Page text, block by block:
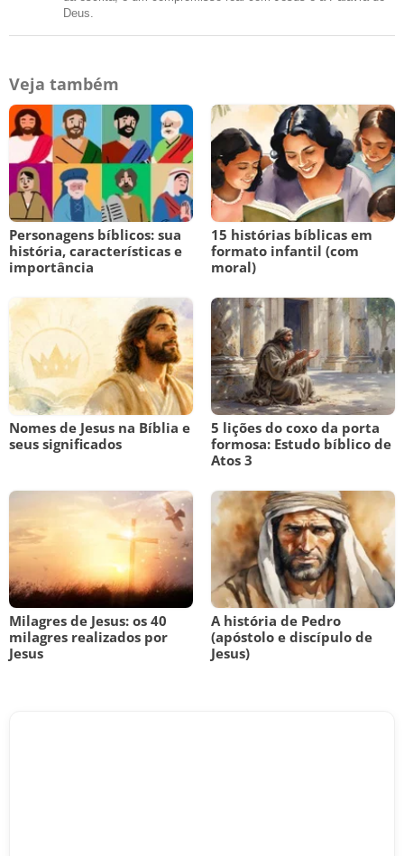
Deus.
Veja também
Personagens bíblicos: sua
história, características e
importância
15 histórias bíblicas em
formato infantil (com
moral)
Nomes de Jesus na Bíblia e
seus significados
5 lições do coxo da porta
formosa: Estudo bíblico de
Atos 3
Milagres de Jesus: os 40
milagres realizados por
Jesus
A história de Pedro
(apóstolo e discípulo de
Jesus)